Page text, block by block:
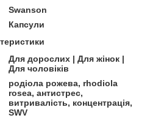
Swanson
Капсули
Для дорослих | Для жінок |
Для чоловіків
родіола рожева, rhodiola
rosea, антистрес,
витривалість, концентрація,
SWV